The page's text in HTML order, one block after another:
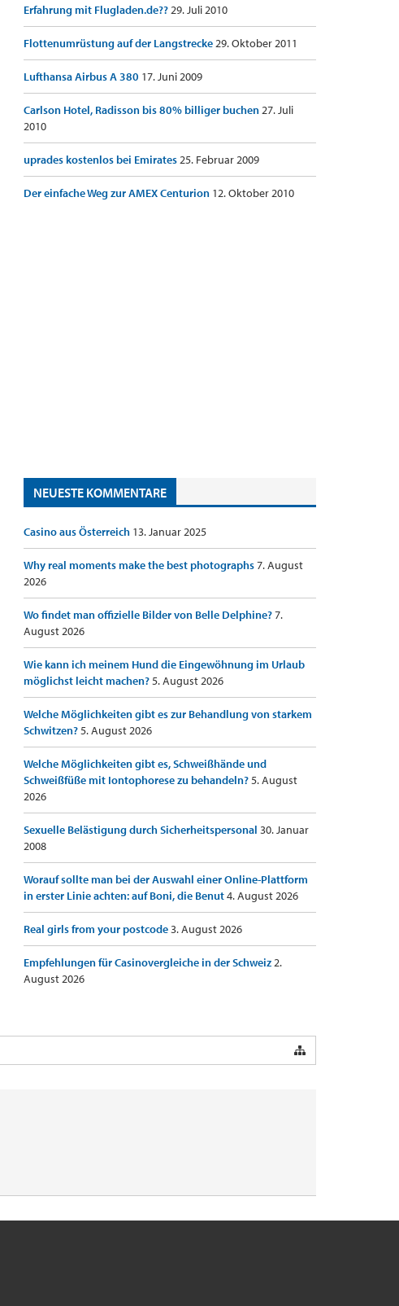
Erfahrung mit Flugladen.de??29. Juli 2010
Flottenumrüstung auf der Langstrecke29. Oktober 2011
Lufthansa Airbus A 380 17. Juni 2009
Carlson Hotel, Radisson bis 80% billiger buchen27. Juli
2010
uprades kostenlos bei Emirates25. Februar 2009
Der einfache Weg zur AMEX Centurion 12. Oktober 2010
NEUESTE KOMMENTARE
Casino aus Österreich 13. Januar 2025
Why real moments make the best photographs7. August
2026
Wo findet man offizielle Bilder von Belle Delphine?7.
August 2026
Wie kann ich meinem Hund die Eingewöhnung im Urlaub
möglichst leicht machen?5. August 2026
Welche Möglichkeiten gibt es zur Behandlung von starkem
Schwitzen?5. August 2026
Welche Möglichkeiten gibt es, Schweißhände und
Schweißfüße mit Iontophorese zu behandeln?5. August
2026
Sexuelle Belästigung durch Sicherheitspersonal 30. Januar
2008
Worauf sollte man bei der Auswahl einer Online-Plattform
in erster Linie achten: auf Boni, die Benut4. August 2026
Real girls from your postcode3. August 2026
Empfehlungen für Casinovergleiche in der Schweiz2.
August 2026